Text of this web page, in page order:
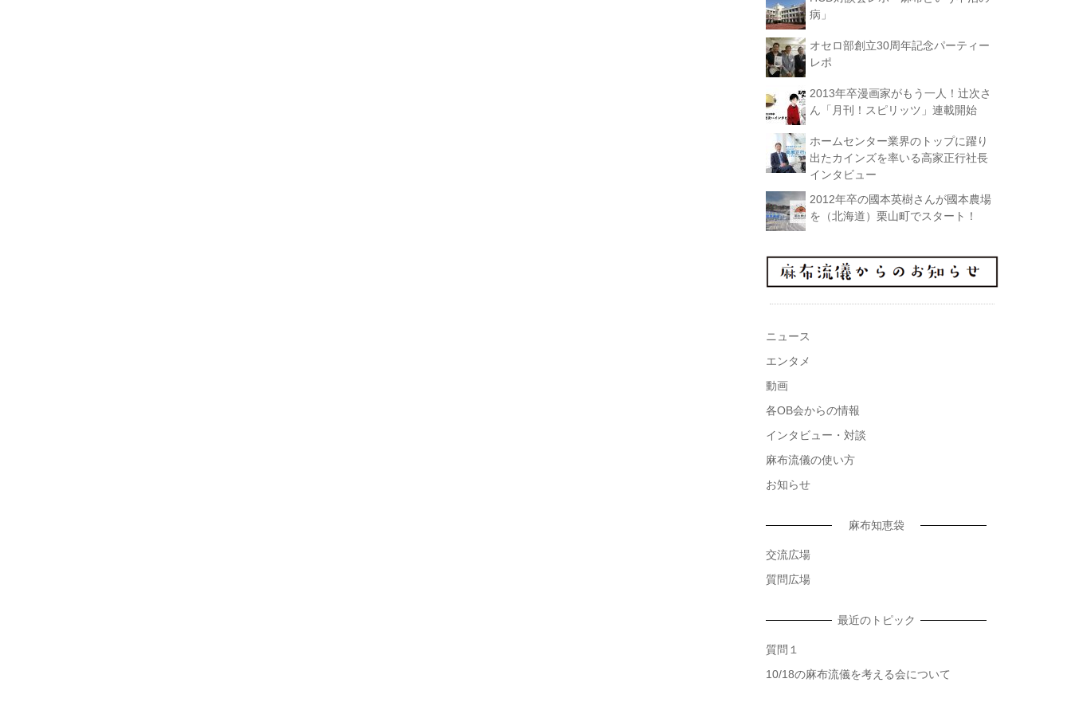
病」
オセロ部創立30周年記念パーティー
レポ
2013年卒漫画家がもう一人！辻次さ
ん「月刊！スピリッツ」連載開始
ホームセンター業界のトップに躍り
出たカインズを率いる高家正行社長
インタビュー
2012年卒の國本英樹さんが國本農場
を（北海道）栗山町でスタート！
ニュース
エンタメ
動画
各OB会からの情報
インタビュー・対談
麻布流儀の使い方
お知らせ
麻布知恵袋
交流広場
質問広場
最近のトピック
質問１
10/18の麻布流儀を考える会について